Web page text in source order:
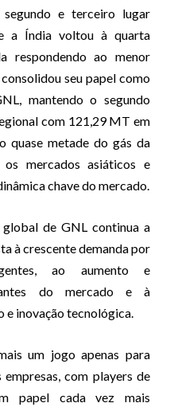
e terceiro lugar
a Índia voltou à quarta
respondendo ao menor
seu papel como
mantendo o segundo
com 121,29 MT em
quase metade do gás da
mercados asiáticos e
chave do mercado.
de GNL continua a
à crescente demanda por
ao aumento e
do mercado e à
e inovação tecnológica.
um jogo apenas para
com players de
papel cada vez mais